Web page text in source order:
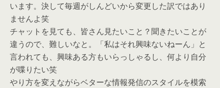
います。決して毎週がしんどいから変更した訳ではあり
ませんよ笑
チャットを見ても、皆さん見たいこと？聞きたいことが
違うので、難しいなと。「私はそれ興味ないねーん」と
言われても、興味ある方もいらっしゃるし、何より自分
が喋りたい笑
やり方を変えながらベターな情報発信のスタイルを模索